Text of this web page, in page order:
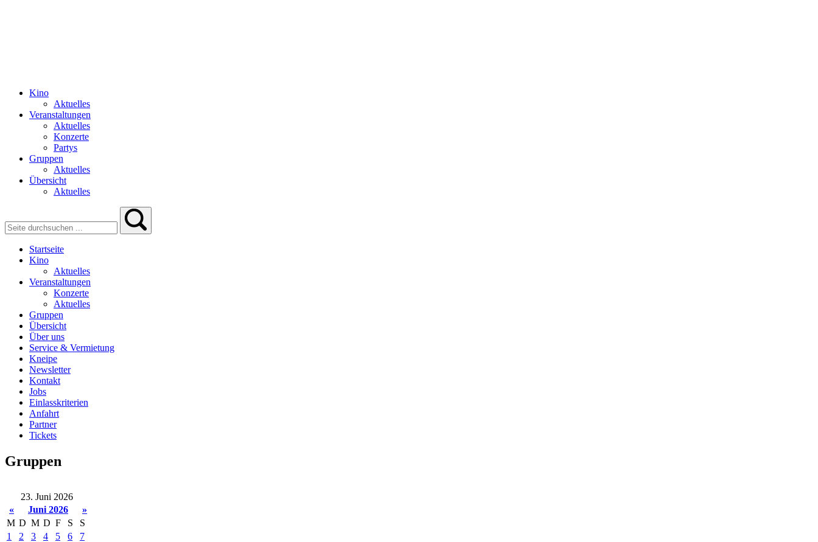
Kino
Aktuelles
Veranstaltungen
Aktuelles
Konzerte
Partys
Gruppen
Aktuelles
Übersicht
Aktuelles
Startseite
Kino
Aktuelles
Veranstaltungen
Konzerte
Aktuelles
Gruppen
Übersicht
Über uns
Service & Vermietung
Kneipe
Newsletter
Kontakt
Jobs
Einlasskriterien
Anfahrt
Partner
Tickets
Gruppen
23. Juni 2026
«
Juni 2026
»
M D M D F S
S
1
2 3 4 5 6
7